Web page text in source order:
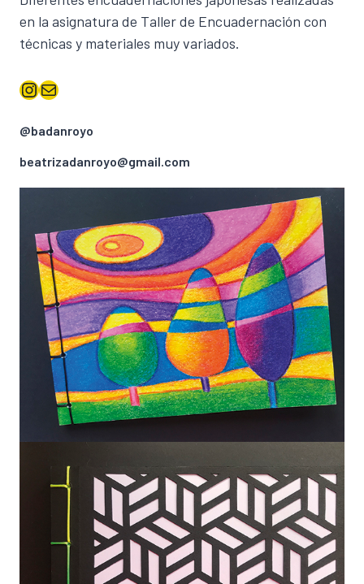
en la asignatura de Taller de Encuadernación con
técnicas y materiales muy variados.
InstagramCorreo electrónico
@badanroyo
beatrizadanroyo@gmail.com